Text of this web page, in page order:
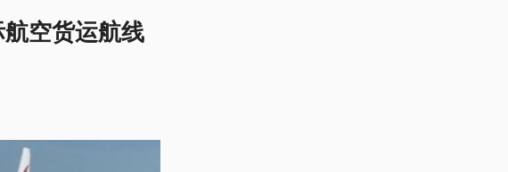
空货运航线